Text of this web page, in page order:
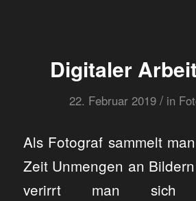
Digitaler
22. Februar 2019 / in
Als Fotograf sammelt
Zeit Unmengen an
verirrt man